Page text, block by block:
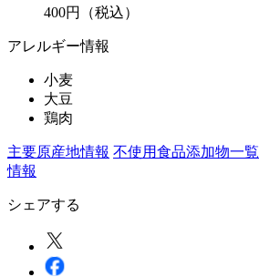
400円 （税込）
アレルギー情報
小麦
大豆
鶏肉
主要原産地情報 不使用食品添加物一覧
情報
シェアする